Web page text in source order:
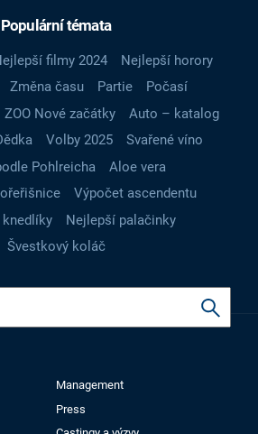
Populární témata
filmy 2024
Nejlepší horory
Změna času Partie
Počasí
ZOO Nové začátky
Auto – katalog
Volby 2025
Svařené víno
Pohlreicha
Aloe vera
Výpočet ascendentu
knedlíky
Nejlepší palačinky
Švestkový koláč
Management
Press